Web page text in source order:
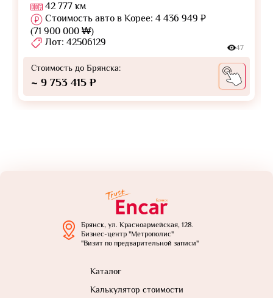
42 777 км
Стоимость авто в Корее: 4 436 949 ₽
(71 900 000 ₩)
Лот: 42506129
47
Стоимость до Брянска:
~ 9 753 415 ₽
Брянск, ул. Красноармейская, 128.
Бизнес-центр "Метрополис"
"Визит по предварительной записи"
Каталог
Калькулятор стоимости